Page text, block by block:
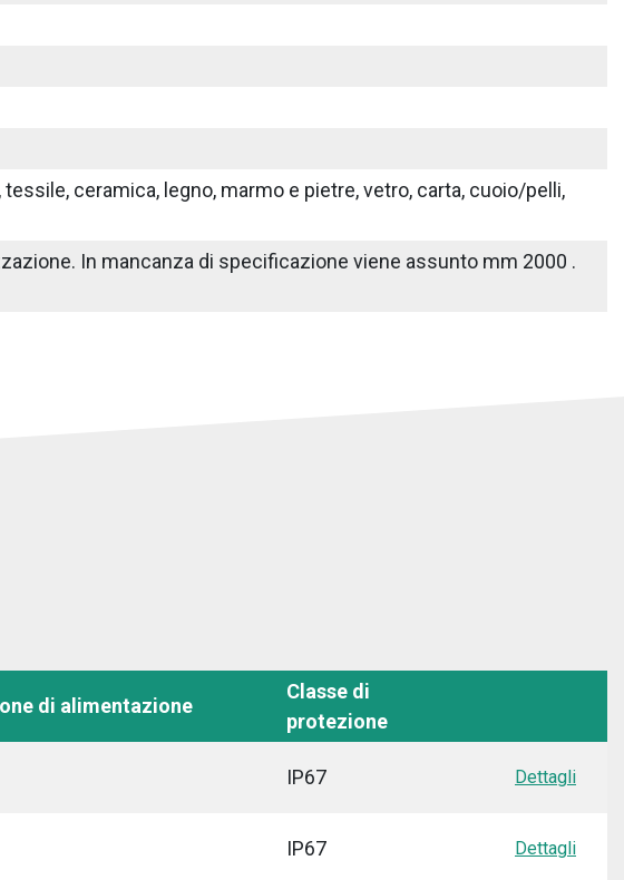
ceramica, legno, marmo e pietre, vetro, carta, cuoio/pelli,
In mancanza di specificazione viene assunto mm 2000 .
di alimentazione
Classe di
protezione
IP67 Dettagli
IP67 Dettagli